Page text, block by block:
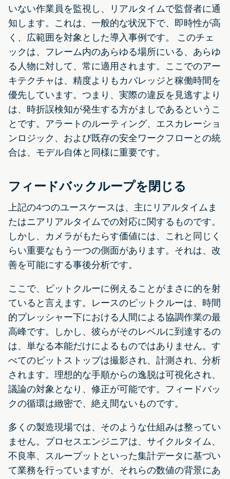
いない作業員を監視し、リアルタイムで監督者に通
知します。これは、一般的な状況下で、即時性が高
く、広範囲を対象とした導入事例です。 このチェ
ックは、フレーム内のあらゆる場所にいる、あらゆ
る人物に対して、常に適用されます。ここでのアー
キテクチャは、精度よりもカバレッジと稼働時間を
優先しています。つまり、実際の違反を見逃すより
は、時折誤検知が発生する方がましであるというこ
とです。アラートのルーティング、エスカレーショ
ンロジック、および既存の安全ワークフローとの統
合は、モデル自体と同様に重要です。
フィードバックループを閉じる
上記の4つのユースケースは、主にリアルタイムま
たはニアリアルタイムでの対応に関するものです。
しかし、カメラがもたらす価値には、これと同じく
らい重要なもう一つの側面があります。それは、改
善を可能にする事後分析です。
ここで、ピットクルーに例えることがまさに的を射
ていると言えます。レースのピットクルーは、時間
的プレッシャー下における人間による協調作業の最
高峰です。しかし、彼らがそのレベルに到達するの
は、単なる本能だけによるものではありません。す
べてのピットストップは撮影され、計測され、分析
されます。理想的な手順からの逸脱は可視化され、
議論の対象となり、修正が可能です。フィードバッ
クの循環は緻密で、絶え間ないものです。
多くの製造現場では、そのような仕組みは整ってい
ません。プロセスエンジニアは、サイクルタイム、
不良率、スループットといった集計データに基づい
て業務を行っていますが、それらの数値の背景にあ